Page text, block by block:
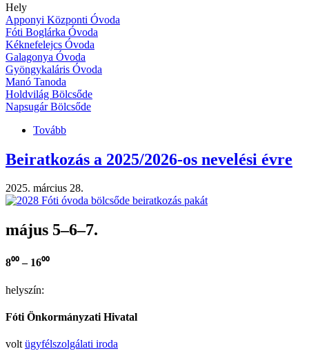
Hely
Apponyi Központi Óvoda
Fóti Boglárka Óvoda
Kéknefelejcs Óvoda
Galagonya Óvoda
Gyöngykaláris Óvoda
Manó Tanoda
Holdvilág Bölcsőde
Napsugár Bölcsőde
Tovább
Óvodások
XXIX.
Fót)
Beiratkozás a 2025/2026-os nevelési évre
2025. március 28.
május 5–6–7.
8⁰⁰ – 16⁰⁰
helyszín:
Fóti Önkormányzati Hivatal
voltügyfélszolgálati iroda